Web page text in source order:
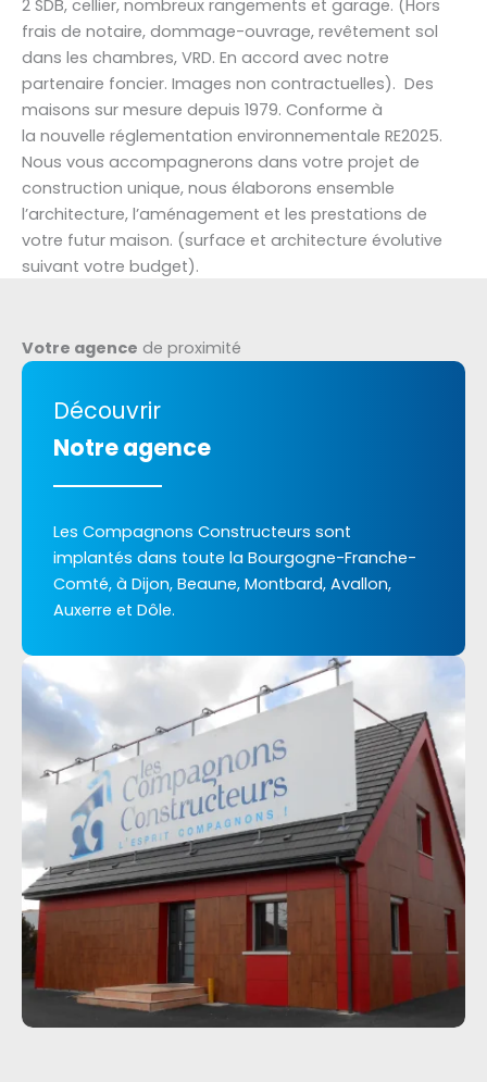
2 SDB, cellier, nombreux rangements et garage. (Hors
frais de notaire, dommage-ouvrage, revêtement sol
dans les chambres, VRD. En accord avec notre
partenaire foncier. Images non contractuelles). Des
maisons sur mesure depuis 1979. Conforme à
la nouvelle réglementation environnementale RE2025.
Nous vous accompagnerons dans votre projet de
construction unique, nous élaborons ensemble
l’architecture, l’aménagement et les prestations de
votre futur maison. (surface et architecture évolutive
suivant votre budget).
Votre agence de proximité
Découvrir
Notre agence
Les Compagnons Constructeurs sont
implantés dans toute la Bourgogne-Franche-
Comté, à Dijon, Beaune, Montbard, Avallon,
Auxerre et Dôle.